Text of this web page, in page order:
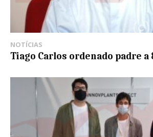
NOTÍCIAS
Tiago Carlos ordenado padre a